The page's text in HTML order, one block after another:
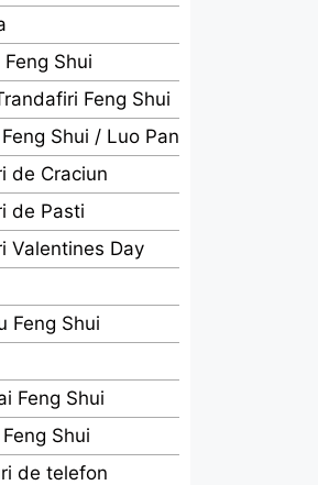
Shui
Feng Shui
Shui / Luo Pan
de Craciun
de Pasti
Valentines Day
Feng Shui
Feng Shui
Shui
de telefon